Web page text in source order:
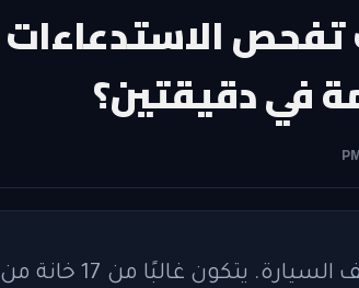
الاستدعاءات
هو Vehicle Identification Number، أي رقم تعريف السيارة. يتكون غالبًا من 17 خانة من